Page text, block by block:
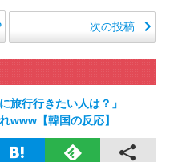
次の投稿
旅行行きたい人は？」
www【韓国の反応】